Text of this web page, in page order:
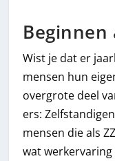
Beginnen
Wist je dat er
mensen hun
overgrote deel
ers:
mensen die als
wat werkervaring